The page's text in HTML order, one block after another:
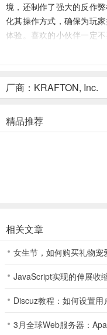
境，还制作了强大的反作
化其操作方式，确保为玩
体验。喜欢的小伙伴一定
1、本作以 PUBG 为基础
方队伍为止。
主义盛行，众多派系相互争
5、全局光照渲染技术：打
绝地求生2手游中文
厂商：KRAFTON, Inc.
精品推荐
相关文章
女生节，如何购买礼物宠
JavaScript实现的伸展收
Discuz教程：如何设置
3月全球Web服务器：